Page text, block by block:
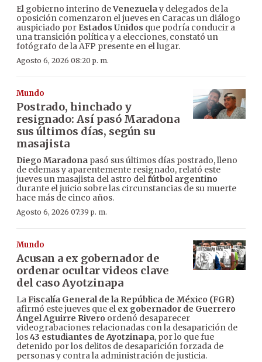
El gobierno interino deVenezuelay delegados de la
oposición comenzaron el jueves en Caracas un diálogo
auspiciado por Estados Unidos que podría conducir a
una transición política y a elecciones, constató un
fotógrafo de la AFP presente en el lugar.
Agosto 6, 2026 08:20 p. m.
Mundo
Postrado, hinchado y
resignado: Así pasó Maradona
sus últimos días, según su
masajista
Diego Maradona pasó sus últimos días postrado, lleno
de edemas y aparentemente resignado, relató este
jueves un masajista del astro delfútbol argentino
durante el juicio sobre las circunstancias de su muerte
hace más de cinco años.
Agosto 6, 2026 07:39 p. m.
Mundo
Acusan a ex gobernador de
ordenar ocultar videos clave
del caso Ayotzinapa
LaFiscalía General de la República de México (FGR)
afirmó este jueves que el ex gobernador de Guerrero
Ángel Aguirre Rivero ordenó desaparecer
videograbaciones relacionadas con la desaparición de
los43 estudiantes de Ayotzinapa, por lo que fue
detenido por los delitos de desaparición forzada de
personas y contra la administración de justicia.